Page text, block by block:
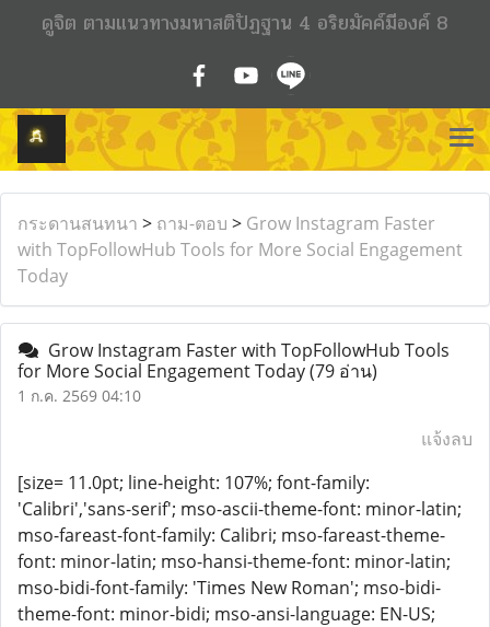
ดูจิต ตามแนวทางมหาสติปัฏฐาน 4 อริยมัคค์มีองค์ 8
กระดานสนทนา > ถาม-ตอบ > Grow Instagram Faster
with TopFollowHub Tools for More Social Engagement
Today
Grow Instagram Faster with TopFollowHub Tools
for More Social Engagement Today(79 อ่าน)
1 ก.ค. 2569 04:10
แจ้งลบ
[size= 11.0pt; line-height: 107%; font-family:
'Calibri','sans-serif'; mso-ascii-theme-font: minor-latin;
mso-fareast-font-family: Calibri; mso-fareast-theme-
font: minor-latin; mso-hansi-theme-font: minor-latin;
mso-bidi-font-family: 'Times New Roman'; mso-bidi-
theme-font: minor-bidi; mso-ansi-language: EN-US;